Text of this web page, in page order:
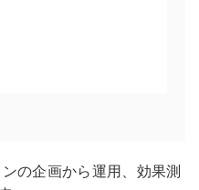
の企画から運用、効果測